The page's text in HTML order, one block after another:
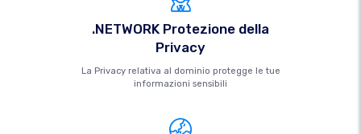
.NETWORK Protezione della
Privacy
La Privacy relativa al dominio protegge le tue
informazioni sensibili